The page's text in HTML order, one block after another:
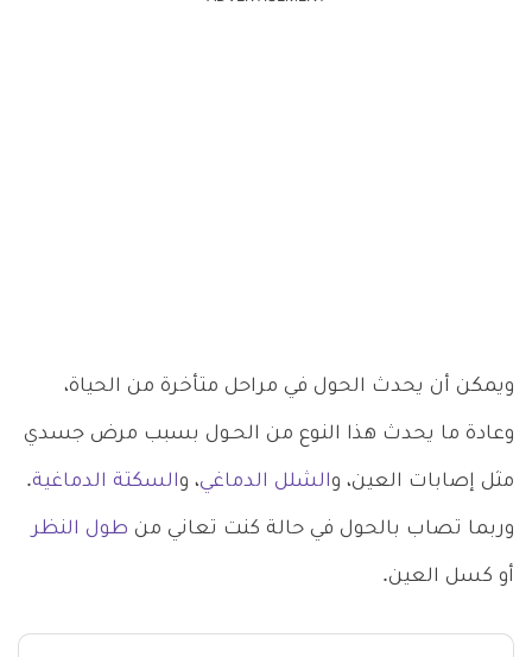
ويمكن أن يحدث الحول في مراحل متأخرة من الحياة،
وعادة ما يحدث هذا النوع من الحـول بسبب مرض جسدي
مثل إصابات العين، والشلل الدماغي، والسكتة الدماغية.
وربما تصاب بالحول في حالة كنت تعاني من طول النظر
أو كسل العين.